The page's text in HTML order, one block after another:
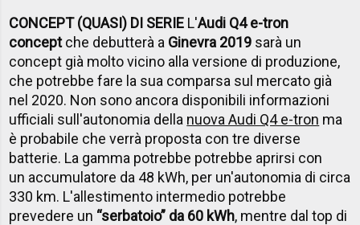
CONCEPT (QUASI) DI SERIE L'Audi Q4 e-tron
conceptche debutterà a Ginevra 2019 sarà un
concept già molto vicino alla versione di produzione,
che potrebbe fare la sua comparsa sul mercato già
nel 2020. Non sono ancora disponibili informazioni
ufficiali sull'autonomia della nuova Audi Q4 e-tron ma
è probabile che verrà proposta con tre diverse
batterie. La gamma potrebbe potrebbe aprirsi con
un accumulatore da 48 kWh, per un'autonomia di circa
330 km. L'allestimento intermedio potrebbe
prevedere un “serbatoio” da 60 kWh, mentre dal top di